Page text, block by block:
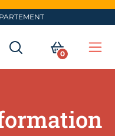
RECHERCHER
MON
0